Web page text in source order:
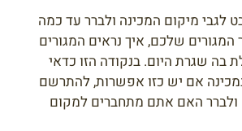
לגבי מיקום המכינה ולברר עד כמה
שלכם, איך נראים המגורים
בה שגרת היום. בנקודה הזו כדאי
אם יש כזו אפשרות, להתרשם
האם אתם מתחברים למקום